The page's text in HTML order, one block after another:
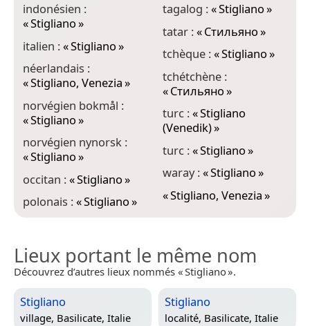
indonésien :
«Stigliano»
italien :«Stigliano»
néerlandais :
«Stigliano, Venezia»
norvégien bokmål :
«Stigliano»
norvégien nynorsk :
«Stigliano»
occitan :«Stigliano»
polonais :«Stigliano»
tagalog :«Stigliano»
tatar :«Стильяно»
tchèque :«Stigliano»
tchétchène :
«Стильяно»
turc :«Stigliano
(Venedik)»
turc :«Stigliano»
waray :«Stigliano»
«Stigliano, Venezia»
Lieux portant le même nom
Découvrez d’autres lieux nommés « Stigliano ».
Stigliano
village, Basilicate, Italie
Stigliano
localité, Basilicate, Italie